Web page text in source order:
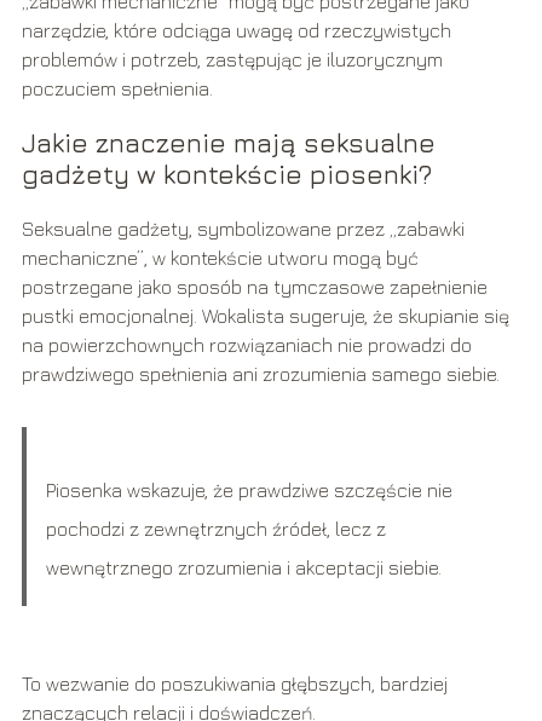
narzędzie, które odciąga uwagę od rzeczywistych
problemów i potrzeb, zastępując je iluzorycznym
poczuciem spełnienia.
Jakie znaczenie mają seksualne
gadżety w kontekście piosenki?
Seksualne gadżety, symbolizowane przez „zabawki
mechaniczne”, w kontekście utworu mogą być
postrzegane jako sposób na tymczasowe zapełnienie
pustki emocjonalnej. Wokalista sugeruje, że skupianie się
na powierzchownych rozwiązaniach nie prowadzi do
prawdziwego spełnienia ani zrozumienia samego siebie.
Piosenka wskazuje, że prawdziwe szczęście nie
pochodzi z zewnętrznych źródeł, lecz z
wewnętrznego zrozumienia i akceptacji siebie.
To wezwanie do poszukiwania głębszych, bardziej
znaczących relacji i doświadczeń.